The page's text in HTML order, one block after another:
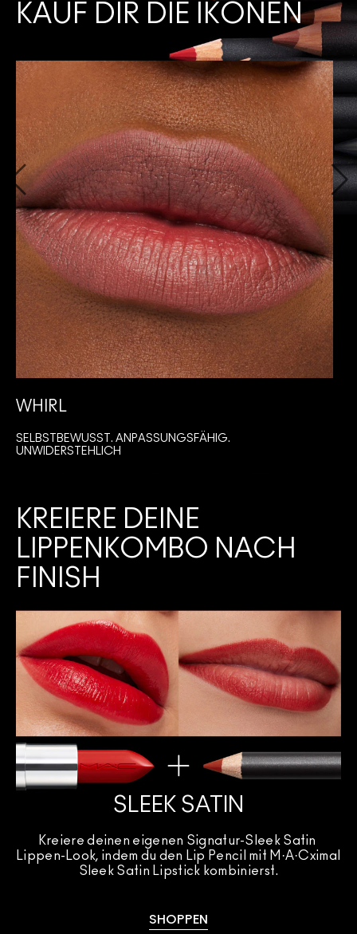
KAUF DIR DIE IKONEN
WHIRL
SELBSTBEWUSST. ANPASSUNGSFÄHIG.
UNWIDERSTEHLICH
KREIERE DEINE
LIPPENKOMBO NACH
FINISH
SLEEK SATIN
Kreiere deinen eigenen Signatur-Sleek Satin
Lippen-Look, indem du den Lip Pencil mit M·A·Cximal
Sleek Satin Lipstick kombinierst.
SHOPPEN